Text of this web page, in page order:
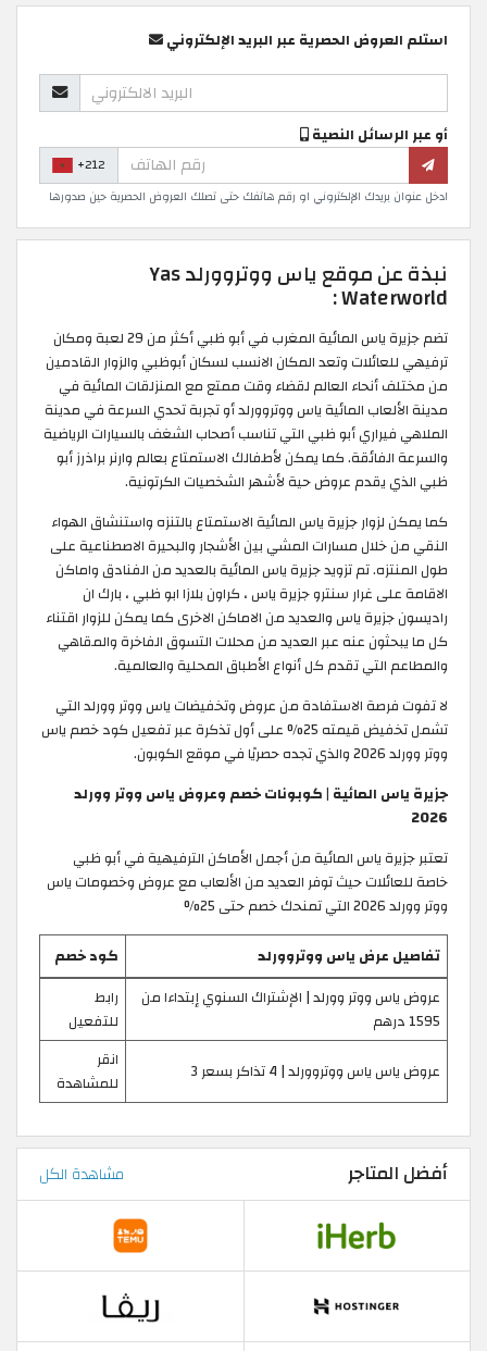
استلم العروض الحصرية عبر البريد الإلكتروني
أو عبر الرسائل النصية
+212
ادخل عنوان بريدك الإلكتروني او رقم هاتفك حتى تصلك العروض الحصرية حين صدورها
نبذة عن موقع ياس ووتروورلد Yas
Waterworld :
تضم جزيرة ياس المائية المغرب في أبو ظبي أكثر من 29 لعبة ومكان
ترفيهي للعائلات وتعد المكان الانسب لسكان أبوظبي والزوار القادمين
من مختلف أنحاء العالم لقضاء وقت ممتع مع المنزلقات المائية في
مدينة الألعاب المائية ياس ووتروورلد أو تجربة تحدي السرعة في مدينة
الملاهي فيراري أبو ظبي التي تناسب أصحاب الشغف بالسيارات الرياضية
والسرعة الفائقة. كما يمكن لأطفالك الاستمتاع بعالم وارنر براذرز أبو
ظبي الذي يقدم عروض حية لأشهر الشخصيات الكرتونية.
كما يمكن لزوار جزيرة ياس المائية الاستمتاع بالتنزه واستنشاق الهواء
النقي من خلال مسارات المشي بين الأشجار والبحيرة الاصطناعية على
طول المنتزه. تم تزويد جزيرة ياس المائية بالعديد من الفنادق واماكن
الاقامة على غرار سنترو جزيرة ياس ، كراون بلازا ابو ظبي ، بارك ان
راديسون جزيرة ياس والعديد من الاماكن الاخرى كما يمكن للزوار اقتناء
كل ما يبحثون عنه عبر العديد من محلات التسوق الفاخرة والمقاهي
والمطاعم التي تقدم كل أنواع الأطباق المحلية والعالمية.
لا تفوت فرصة الاستفادة من عروض وتخفيضات ياس ووتر وورلد التي
تشمل تخفيض قيمته 25% على أول تذكرة عبر تفعيل كود خصم ياس
ووتر وورلد 2026 والذي تجده حصريًا في موقع الكوبون.
جزيرة ياس المائية | كوبونات خصم وعروض ياس ووتر وورلد
2026
تعتبر جزيرة ياس المائية من أجمل الأماكن الترفيهية في أبو ظبي
خاصة للعائلات حيث توفر العديد من الألعاب مع عروض وخصومات ياس
ووتر وورلد 2026 التي تمنحك خصم حتى 25%
تفاصيل عرض ياس ووتروورلد
كود خصم
عروض ياس ووتر وورلد | الإشتراك السنوي إبتداءا من
1595 درهم
رابط
للتفعيل
عروض ياس ياس ووتروورلد | 4 تذاكر بسعر 3
انقر
للمشاهدة
أفضل المتاجر مشاهدة الكل